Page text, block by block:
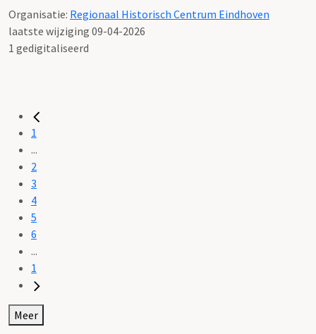
Organisatie: Regionaal Historisch Centrum Eindhoven
laatste wijziging 09-04-2026
1 gedigitaliseerd
1
...
2
3
4
5
6
...
1
Meer